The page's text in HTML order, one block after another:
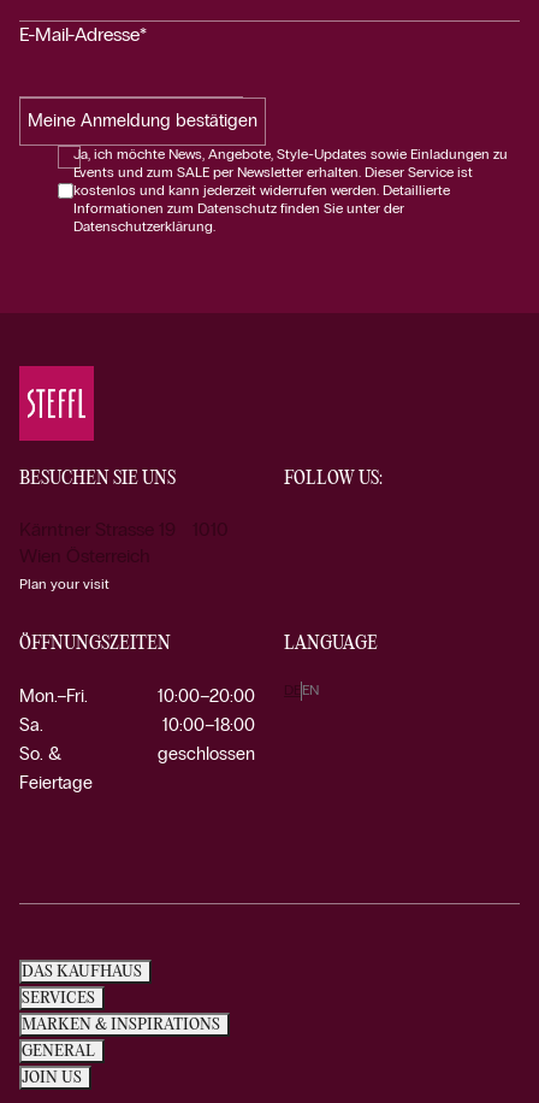
E-Mail-Adresse*
Meine Anmeldung bestätigen
Ja, ich möchte News, Angebote, Style-Updates sowie Einladungen zu
Events und zum SALE per Newsletter erhalten. Dieser Service ist
kostenlos und kann jederzeit widerrufen werden. Detaillierte
Informationen zum Datenschutz finden Sie unter der
Datenschutzerklärung.
BESUCHEN SIE UNS
Kärntner Strasse 19 1010
Wien Österreich
Plan your visit
FOLLOW US:
ÖFFNUNGSZEITEN
Mon.–Fri.
10:00–20:00
Sa.
10:00–18:00
So. &
Feiertage
geschlossen
LANGUAGE
DE EN
DAS KAUFHAUS
SERVICES
MARKEN & INSPIRATIONS
GENERAL
JOIN US